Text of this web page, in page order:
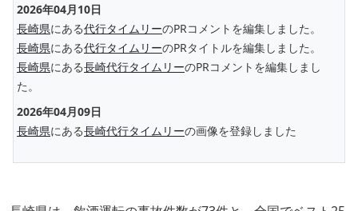
2026年04月10日
長崎県にある代行タイムリーのPRコメントを編集しました。
長崎県にある代行タイムリーのPRタイトルを編集しました。
長崎県にある長崎代行タイムリーのPRコメントを編集しまし
た。
2026年04月09日
長崎県にある長崎代行タイムリーの画像を登録しました